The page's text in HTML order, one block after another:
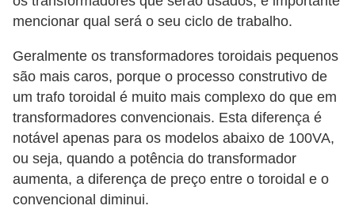
mencionar qual será o seu ciclo de trabalho.
Geralmente os transformadores toroidais pequenos
são mais caros, porque o processo construtivo de
um trafo toroidal é muito mais complexo do que em
transformadores convencionais. Esta diferença é
notável apenas para os modelos abaixo de 100VA,
ou seja, quando a potência do transformador
aumenta, a diferença de preço entre o toroidal e o
convencional diminui.
a
a
ç
ã
o
e
l